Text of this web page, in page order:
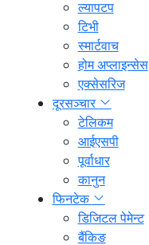
ल्यापटप
टिभी
स्मार्टवाच
होम अप्लाइन्सेस
एक्सेसरिज
दूरसञ्चार
टेलिकम
आईएसपी
पूर्वाधार
कानुन
फिनटेक
डिजिटल पेमेन्ट
बैंकिङ